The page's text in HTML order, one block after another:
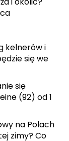
kelnerów i
się we
się
(92) od 1
na Polach
zimy? Co